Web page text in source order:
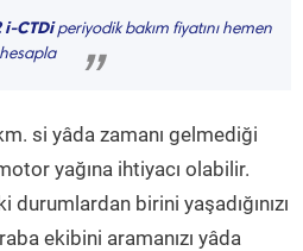
i-CTDiperiyodik bakım fiyatını hemen
hesapla
”
si yâda zamanı gelmediği
yağına ihtiyacı olabilir.
durumlardan birini yaşadığınızı
ekibini aramanızı yâda